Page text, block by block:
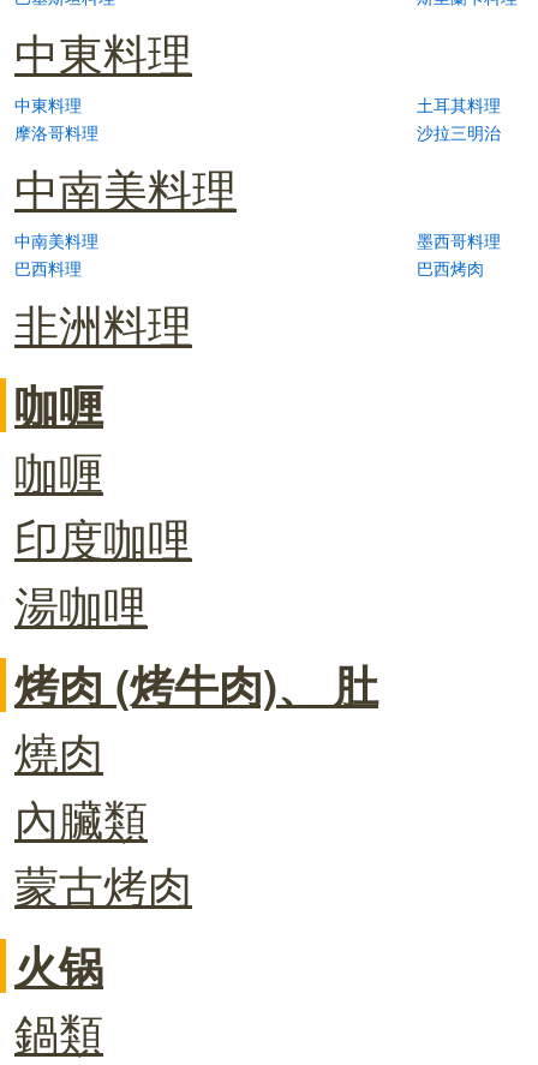
中東料理
中東料理
土耳其料理
摩洛哥料理
沙拉三明治
中南美料理
中南美料理
墨西哥料理
巴西料理
巴西烤肉
非洲料理
咖喱
咖喱
印度咖哩
湯咖哩
烤肉 (烤牛肉)、 肚
燒肉
內臟類
蒙古烤肉
火锅
鍋類